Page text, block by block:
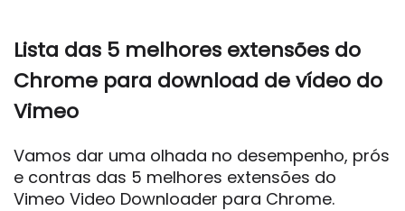
Lista das 5 melhores extensões do
Chrome para download de vídeo do
Vimeo
Vamos dar uma olhada no desempenho, prós
e contras das 5 melhores extensões do
Vimeo Video Downloader para Chrome.